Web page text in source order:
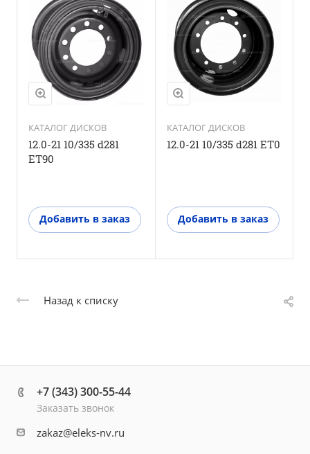
КАТАЛОГ ДИСКОВ
12.0-21 10/335 d281
ET90
Добавить в заказ
КАТАЛОГ ДИСКОВ
12.0-21 10/335 d281 ET0
Добавить в заказ
Положение оси
Универсальная
ось
M+S
Да
Масса, кг
112
Назад к списку
+7 (343) 300-55-44
Заказать звонок
zakaz@eleks-nv.ru